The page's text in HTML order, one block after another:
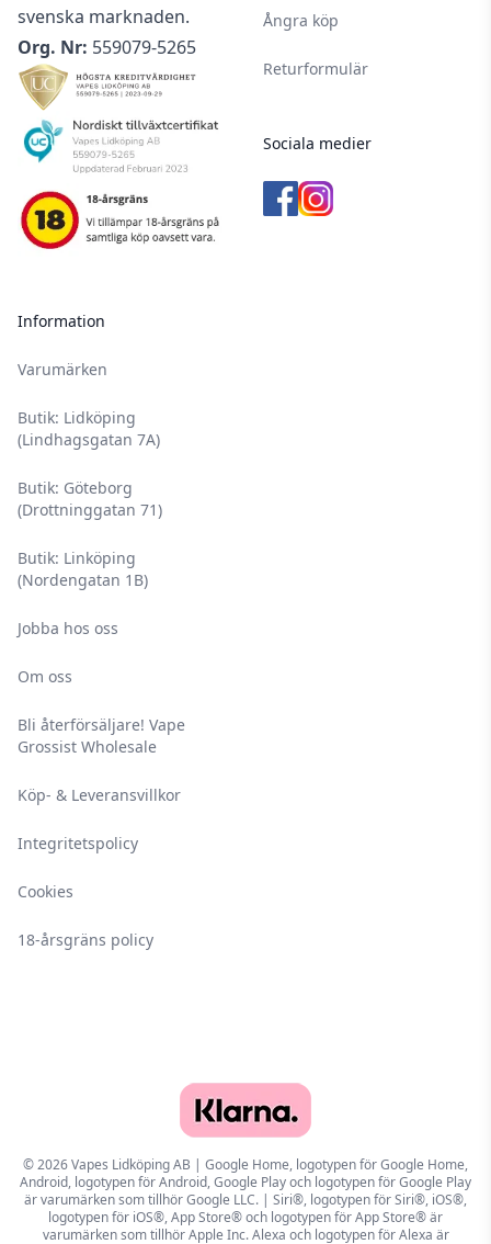
svenska marknaden.
Org. Nr: 559079-5265
Information
Varumärken
Butik: Lidköping
(Lindhagsgatan 7A)
Butik: Göteborg
(Drottninggatan 71)
Butik: Linköping
(Nordengatan 1B)
Jobba hos oss
Om oss
Bli återförsäljare! Vape
Grossist Wholesale
Köp- & Leveransvillkor
Integritetspolicy
Cookies
18-årsgräns policy
Ångra köp
Returformulär
Sociala medier
© 2026 Vapes Lidköping AB | Google Home, logotypen för Google Home,
Android, logotypen för Android, Google Play och logotypen för Google Play
är varumärken som tillhör Google LLC. | Siri®, logotypen för Siri®, iOS®,
logotypen för iOS®, App Store® och logotypen för App Store® är
varumärken som tillhör Apple Inc. Alexa och logotypen för Alexa är